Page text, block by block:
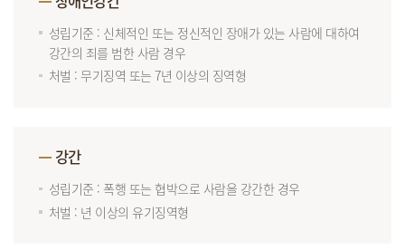
성립기준 : 신체적인 또는 정신적인 장애가 있는 사람에 대하여
강간의 죄를 범한 사람 경우
처벌 : 무기징역 또는 7년 이상의 징역형
강간
성립기준 : 폭행 또는 협박으로 사람을 강간한 경우
처벌 : 년 이상의 유기징역형